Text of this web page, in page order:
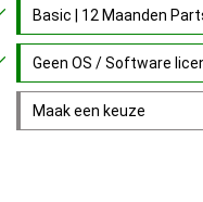
Basic | 12 Maanden
Geen OS / Software
Maak een keuze